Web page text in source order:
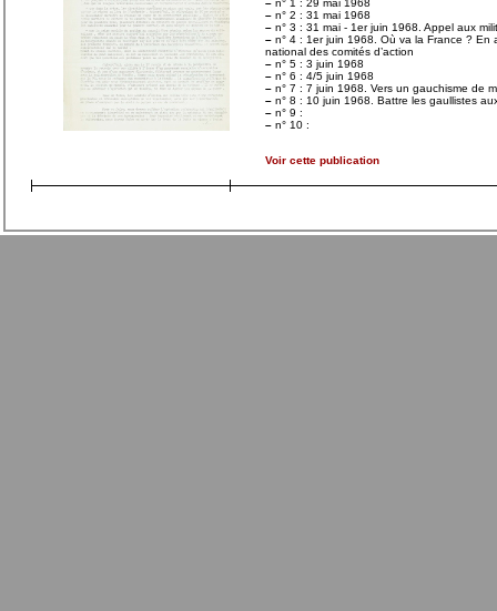
– n° 1 : 29 mai 1968
– n° 2 : 31 mai 1968
– n° 3 : 31 mai - 1er juin 1968. Appel aux
– n° 4 : 1er juin 1968. Où va la France ? En
national des comités d’action
– n° 5 : 3 juin 1968
– n° 6 : 4/5 juin 1968
– n° 7 : 7 juin 1968. Vers un gauchisme de
– n° 8 : 10 juin 1968. Battre les gaullistes
– n° 9 :
– n° 10 :
Voir cette publication